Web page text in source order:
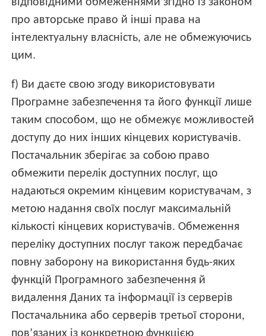
про авторське право й інші права на
інтелектуальну власність, але не обмежуючись
цим.
f) Ви даєте свою згоду використовувати
Програмне забезпечення та його функції лише
таким способом, що не обмежує можливостей
доступу до них інших кінцевих користувачів.
Постачальник зберігає за собою право
обмежити перелік доступних послуг, що
надаються окремим кінцевим користувачам, з
метою надання своїх послуг максимальній
кількості кінцевих користувачів. Обмеження
переліку доступних послуг також передбачає
повну заборону на використання будь-яких
функцій Програмного забезпечення й
видалення Даних та інформації із серверів
Постачальника або серверів третьої сторони,
пов’язаних із конкретною функцією